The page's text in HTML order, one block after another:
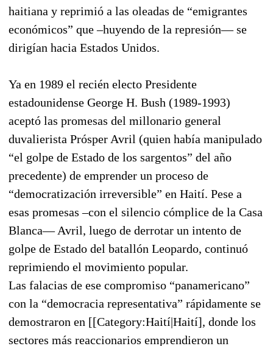
haitiana y reprimió a las oleadas de “emigrantes
económicos” que –huyendo de la represión— se
dirigían hacia Estados Unidos.
Ya en 1989 el recién electo Presidente
estadounidense George H. Bush (1989-1993)
aceptó las promesas del millonario general
duvalierista Prósper Avril (quien había manipulado
“el golpe de Estado de los sargentos” del año
precedente) de emprender un proceso de
“democratización irreversible” en Haití. Pese a
esas promesas –con el silencio cómplice de la Casa
Blanca— Avril, luego de derrotar un intento de
golpe de Estado del batallón Leopardo, continuó
reprimiendo el movimiento popular.
Las falacias de ese compromiso “panamericano”
con la “democracia representativa” rápidamente se
demostraron en [[Category:Haití|Haití], donde los
sectores más reaccionarios emprendieron un